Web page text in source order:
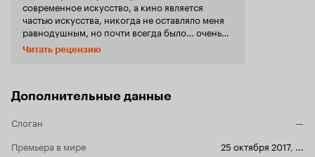
современное искусство, а кино является
частью искусства, никогда не оставляло меня
равнодушным, но почти всегда было… очень
нестандартным, сложнопонимаемым. И это
мягко ещё сказано. Деконструировать
идеально вписался в моё видение и моё
увидеть на выставках по всему миру, когда
Креативно? Да, есть такое, но почти всегда
Читать рецензию
Дополнительные данные
Слоган
—
Премьера в мире
25 октября 2017, ...